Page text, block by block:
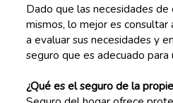
Dado que las necesidades de
mismos, lo mejor es consultar
a evaluar sus necesidades y
seguro que es adecuado para
¿Qué es el seguro de la